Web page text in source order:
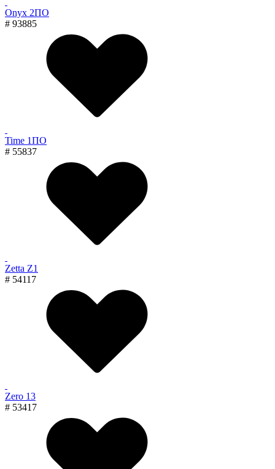
Onyx 2ПО
# 93885
Time 1ПО
# 55837
Zetta Z1
# 54117
Zero 13
# 53417